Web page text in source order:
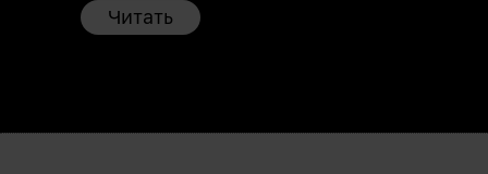
Читать